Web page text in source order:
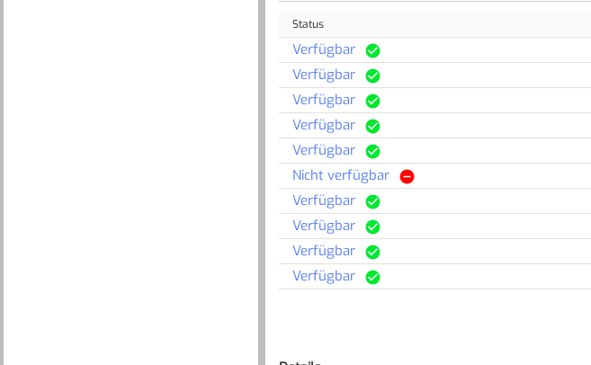
Status
Verfügbar
Verfügbar
Verfügbar
Verfügbar
Verfügbar
Nicht verfügbar
Verfügbar
Verfügbar
Verfügbar
Verfügbar